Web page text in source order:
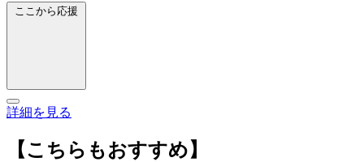
ここから応援
詳細を見る
【こちらもおすすめ】